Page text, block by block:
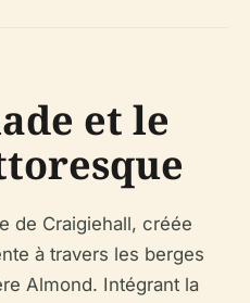
et le
de Craigiehall, créée
à travers les berges
Almond. Intégrant la